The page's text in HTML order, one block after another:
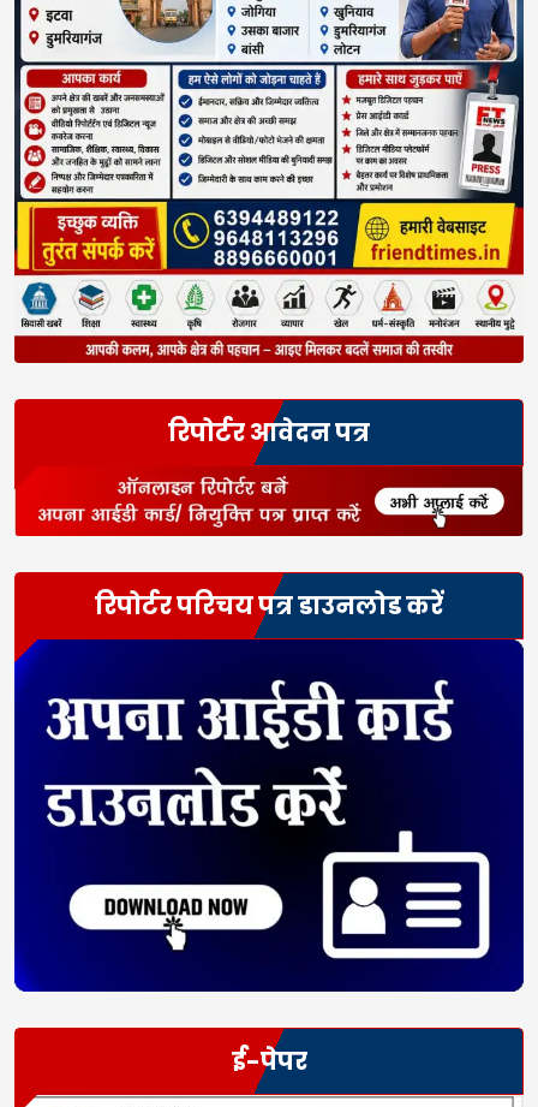
रिपोर्टर आवेदन पत्र
रिपोर्टर परिचय पत्र डाउनलोड करें
ई-पेपर